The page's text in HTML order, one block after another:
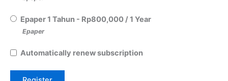
Epaper 1 Tahun - Rp800,000/1 Year
Epaper
Automatically renew subscription